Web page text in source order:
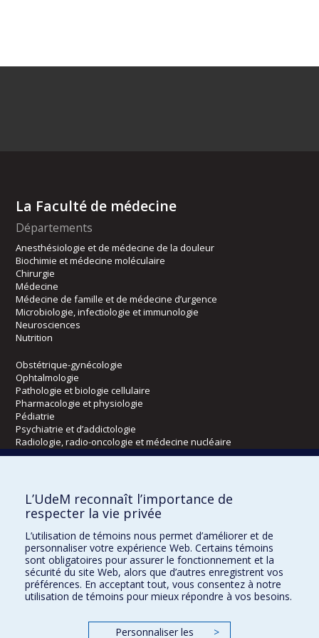
La Faculté de médecine
Départements
Anesthésiologie et de médecine de la douleur
Biochimie et médecine moléculaire
Chirurgie
Médecine
Médecine de famille et de médecine d’urgence
Microbiologie, infectiologie et immunologie
Neurosciences
Nutrition
Obstétrique-gynécologie
Ophtalmologie
Pathologie et biologie cellulaire
Pharmacologie et physiologie
Pédiatrie
Psychiatrie et d’addictologie
Radiologie, radio-oncologie et médecine nucléaire
Kinésiologie et des sciences de l’activité physique
Orthophonie et audiologie
Réadaptation
Directions
DPC
CPASS
L’UdeM reconnaît l’importance de
respecter la vie privée
L’utilisation de témoins nous permet d’améliorer et de
personnaliser votre expérience Web. Certains témoins
sont obligatoires pour assurer le fonctionnement et la
sécurité du site Web, alors que d’autres enregistrent vos
préférences. En acceptant tout, vous consentez à notre
utilisation de témoins pour mieux répondre à vos besoins.
Personnaliser les
>